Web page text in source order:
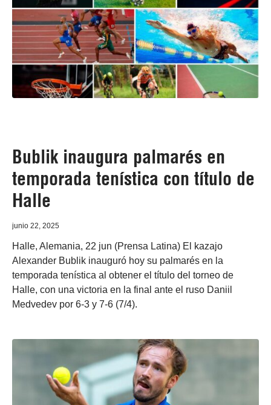
Bublik inaugura palmarés en
temporada tenística con título de
Halle
junio 22, 2025
Halle, Alemania, 22 jun (Prensa Latina) El kazajo
Alexander Bublik inauguró hoy su palmarés en la
temporada tenística al obtener el título del torneo de
Halle, con una victoria en la final ante el ruso Daniil
Medvedev por 6-3 y 7-6 (7/4).